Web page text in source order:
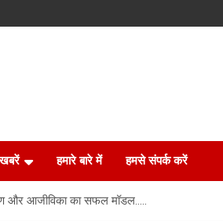
हमारे बारे में हमसे संपर्क करें
और आजीविका का सफल मॉडल…..